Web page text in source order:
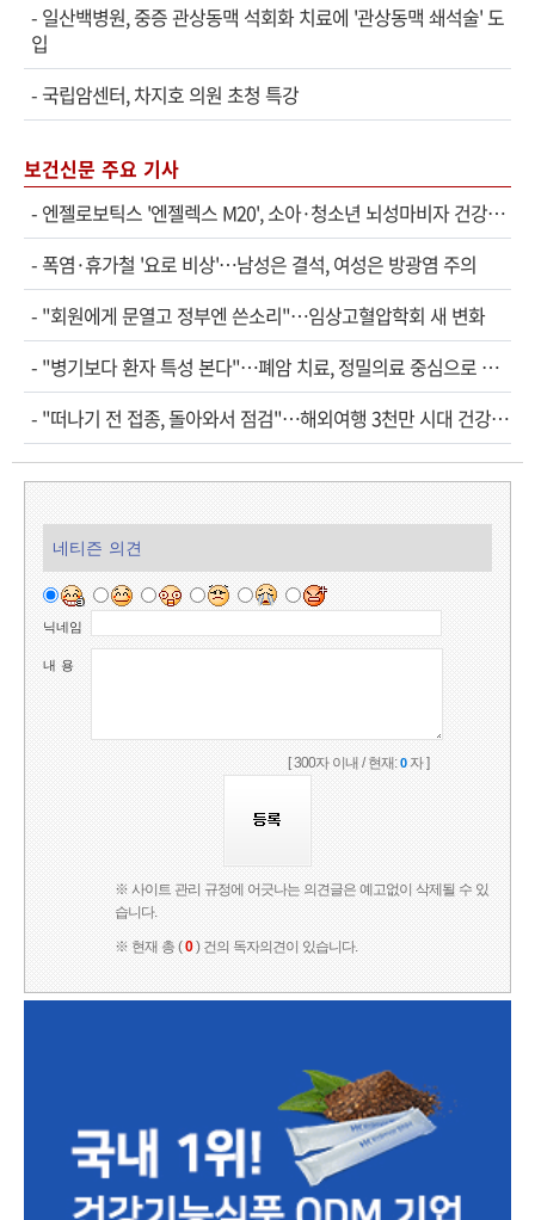
- 일산백병원, 중증 관상동맥 석회화 치료에 '관상동맥 쇄석술' 도
입
-국립암센터, 차지호 의원 초청 특강
보건신문 주요 기사
- 엔젤로보틱스 '엔젤렉스 M20', 소아·청소년 뇌성마비자 건강보험 확대 적용
- 폭염·휴가철 '요로 비상'…남성은 결석, 여성은 방광염 주의
- "회원에게 문열고 정부엔 쓴소리"…임상고혈압학회 새 변화
- "병기보다 환자 특성 본다"…폐암 치료, 정밀의료 중심으로 진화
- "떠나기 전 접종, 돌아와서 점검"…해외여행 3천만 시대 건강관리법
네티즌 의견
닉네임
내 용
[ 300자 이내 / 현재:0자 ]
※ 사이트 관리 규정에 어긋나는 의견글은 예고없이 삭제될 수 있
습니다.
※ 현재 총 (0) 건의 독자의견이 있습니다.